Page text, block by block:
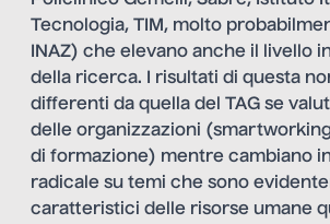
Tecnologia, TIM, molto
INAZ) che elevano anche il livello
della ricerca. I risultati di questa
differenti da quella del TAG se
delle organizzazioni
di formazione) mentre cambiano
radicale su temi che sono
caratteristici delle risorse umane